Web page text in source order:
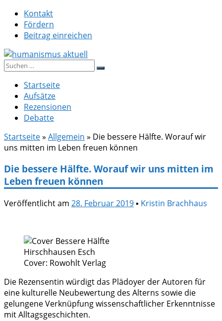
Zum
Inhalt
springen
Kontakt
Fördern
Beitrag einreichen
humanismus aktuell
Suche
Startseite
Aufsätze
Rezensionen
Debatte
Startseite» Allgemein » Die bessere Hälfte. Worauf wir
uns mitten im Leben freuen können
Die bessere Hälfte. Worauf wir uns mitten im
Leben freuen können
Veröffentlicht am 28. Februar 2019▪ Kristin Brachhaus
Cover: Rowohlt Verlag
Die Rezensentin würdigt das Plädoyer der Autoren für
eine kulturelle Neubewertung des Alterns sowie die
gelungene Verknüpfung wissenschaftlicher Erkenntnisse
mit Alltagsgeschichten.